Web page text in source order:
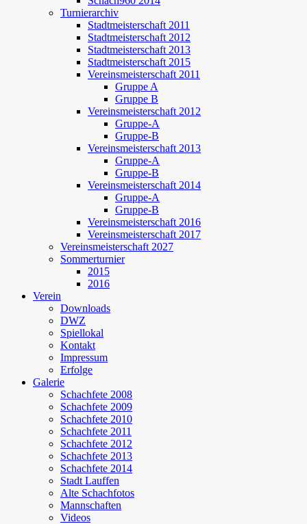
Turnierarchiv
Stadtmeisterschaft 2011
Stadtmeisterschaft 2012
Stadtmeisterschaft 2013
Stadtmeisterschaft 2015
Vereinsmeisterschaft 2011
Gruppe A
Gruppe B
Vereinsmeisterschaft 2012
Gruppe-A
Gruppe-B
Vereinsmeisterschaft 2013
Gruppe-A
Gruppe-B
Vereinsmeisterschaft 2014
Gruppe-A
Gruppe-B
Vereinsmeisterschaft 2016
Vereinsmeisterschaft 2017
Vereinsmeisterschaft 2027
Sommerturnier
2015
2016
Verein
Downloads
DWZ
Spiellokal
Kontakt
Impressum
Erfolge
Galerie
Schachfete 2008
Schachfete 2009
Schachfete 2010
Schachfete 2011
Schachfete 2012
Schachfete 2013
Schachfete 2014
Stadt Lauffen
Alte Schachfotos
Mannschaften
Videos